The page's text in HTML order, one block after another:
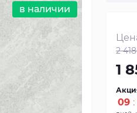
в наличии
2
1
09 :